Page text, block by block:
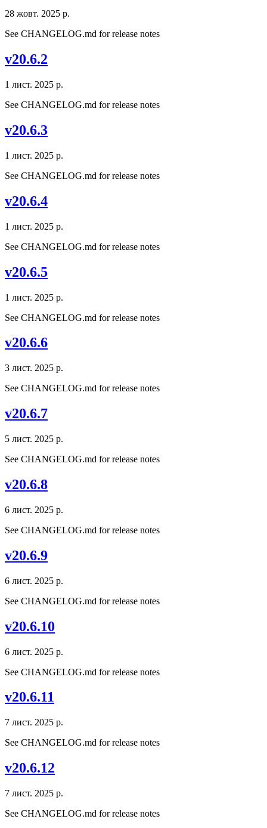
28 жовт. 2025 р.
See CHANGELOG.md for release notes
v20.6.2
1 лист. 2025 р.
See CHANGELOG.md for release notes
v20.6.3
1 лист. 2025 р.
See CHANGELOG.md for release notes
v20.6.4
1 лист. 2025 р.
See CHANGELOG.md for release notes
v20.6.5
1 лист. 2025 р.
See CHANGELOG.md for release notes
v20.6.6
3 лист. 2025 р.
See CHANGELOG.md for release notes
v20.6.7
5 лист. 2025 р.
See CHANGELOG.md for release notes
v20.6.8
6 лист. 2025 р.
See CHANGELOG.md for release notes
v20.6.9
6 лист. 2025 р.
See CHANGELOG.md for release notes
v20.6.10
6 лист. 2025 р.
See CHANGELOG.md for release notes
v20.6.11
7 лист. 2025 р.
See CHANGELOG.md for release notes
v20.6.12
7 лист. 2025 р.
See CHANGELOG.md for release notes